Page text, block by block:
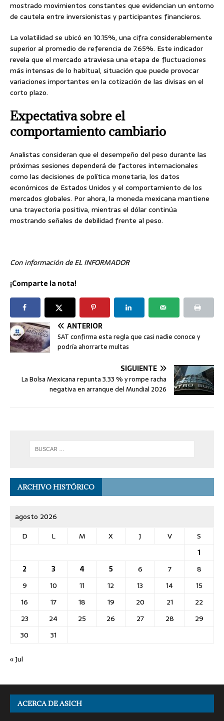
mostrado movimientos constantes que evidencian un entorno
de cautela entre inversionistas y participantes financieros.
La volatilidad se ubicó en 10.15%, una cifra considerablemente
superior al promedio de referencia de 7.65%. Este indicador
revela que el mercado atraviesa una etapa de fluctuaciones
más intensas de lo habitual, situación que puede provocar
variaciones importantes en la cotización de las divisas en el
corto plazo.
Expectativa sobre el
comportamiento cambiario
Analistas consideran que el desempeño del peso durante las
próximas sesiones dependerá de factores internacionales
como las decisiones de política monetaria, los datos
económicos de Estados Unidos y el comportamiento de los
mercados globales. Por ahora, la moneda mexicana mantiene
una trayectoria positiva, mientras el dólar continúa
mostrando señales de debilidad frente al peso.
Con información de EL INFORMADOR
¡Comparte la nota!
ANTERIOR
SAT confirma esta regla que casi nadie conoce y
podría ahorrarte multas
SIGUIENTE
La Bolsa Mexicana repunta 3.33 % y rompe racha
negativa en arranque del Mundial 2026
ARCHIVO HISTÓRICO
agosto 2026
D
L M X J V
S
1
2
3 4 5 6 7
8
9
10 11 12 13 14
15
16
17 18 19 20 21
22
23
24 25 26 27 28
29
30
31
« Jul
ACERCA DE ASICH